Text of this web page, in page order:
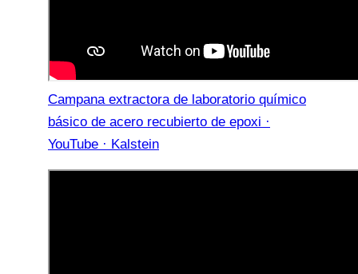
Campana extractora de laboratorio químico
básico de acero recubierto de epoxi ·
YouTube · Kalstein